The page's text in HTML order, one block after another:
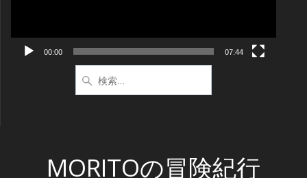
00:00 07:44
索:
MORITOの冒険紀行